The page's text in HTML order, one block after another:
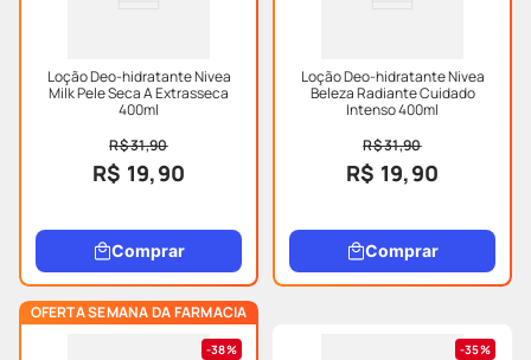
Loção Deo-hidratante Nivea
Milk Pele Seca A Extrasseca
400ml
R$ 31,90
R$ 19,90
Comprar
Loção Deo-hidratante Nivea
Beleza Radiante Cuidado
Intenso 400ml
R$ 31,90
R$ 19,90
Comprar
OFERTA SEMANA DA FARMACIA
38% 35%